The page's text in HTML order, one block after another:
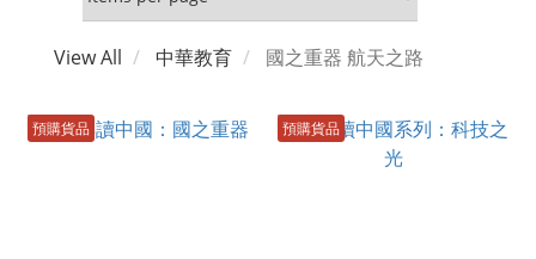
View All 中華教育 國之重器 航天之路
預購貨品 預購貨品